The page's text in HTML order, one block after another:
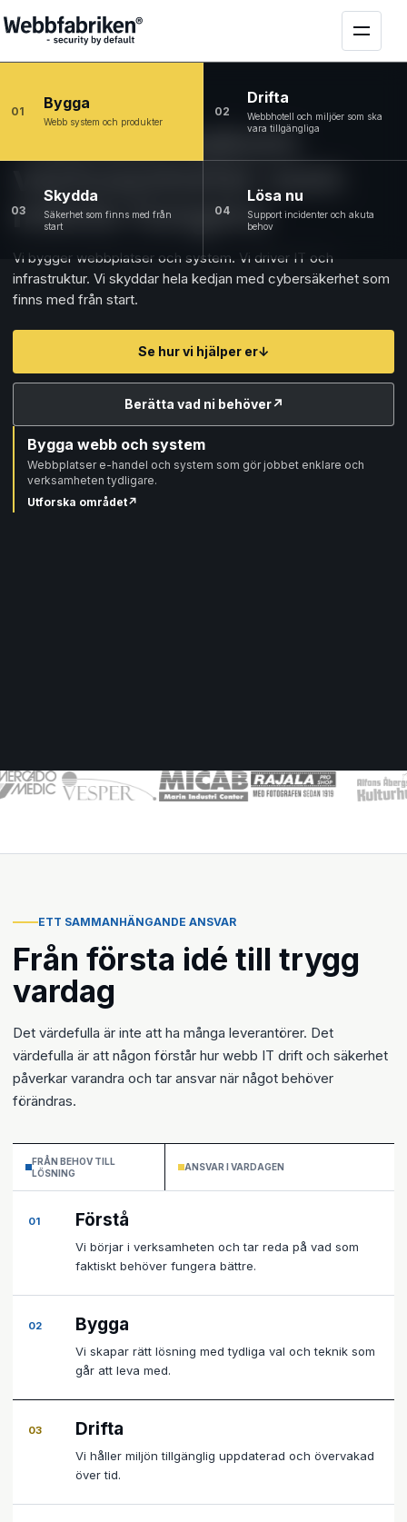
Tekniken bakom
verksamheter som
måste fungera
Vi bygger webbplatser och system. Vi driver IT och
infrastruktur. Vi skyddar hela kedjan med cybersäkerhet som
finns med från start.
Se hur vi hjälper er↓
Berätta vad ni behöver↗
Bygga webb och system
Webbplatser e-handel och system som gör jobbet enklare och
verksamheten tydligare.
Utforska området↗
01 Bygga
Webb system och produkter
02
Drifta
Webbhotell och miljöer som ska
vara tillgängliga
03
Skydda
Säkerhet som finns med från
start
04
Lösa nu
Support incidenter och akuta
behov
ETT SAMMANHÄNGANDE ANSVAR
Från första idé till trygg
vardag
Det värdefulla är inte att ha många leverantörer. Det
värdefulla är att någon förstår hur webb IT drift och säkerhet
påverkar varandra och tar ansvar när något behöver
förändras.
FRÅN BEHOV TILL
LÖSNING
ANSVAR I VARDAGEN
01 Förstå
Vi börjar i verksamheten och tar reda på vad som
faktiskt behöver fungera bättre.
02 Bygga
Vi skapar rätt lösning med tydliga val och teknik som
går att leva med.
03 Drifta
Vi håller miljön tillgänglig uppdaterad och övervakad
över tid.